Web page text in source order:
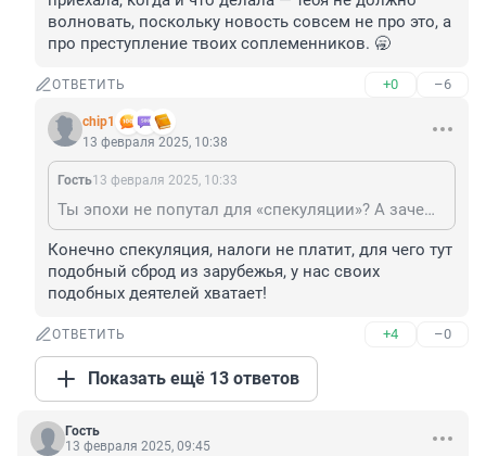
волновать, поскольку новость совсем не про это, а
про преступление твоих соплеменников. 🥱
ОТВЕТИТЬ +0 –6
chip1
13 февраля 2025, 10:38
Гость13 февраля 2025, 10:33
Ты эпохи не попутал для «спекуляции»? А зачем приехала, когда и что делала — тебя не должно волновать, поскольку новость совсем не про это, а про преступление твоих соплеменников. 🥱
Конечно спекуляция, налоги не платит, для чего тут
подобный сброд из зарубежья, у нас своих
подобных деятелей хватает!
ОТВЕТИТЬ +4 –0
Показать ещё 13 ответов
Гость
13 февраля 2025, 09:45